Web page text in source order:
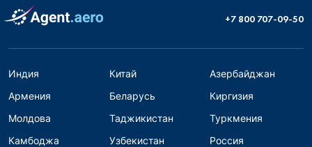
+7 800 707-09-50
Индия Китай
Азербайджан
Армения
Беларусь
Киргизия
Молдова
Таджикистан
Туркмения
Камбоджа
Узбекистан
Россия